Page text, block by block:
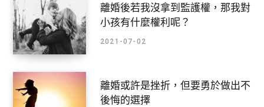
離婚後若我沒拿到監護權，那我對
小孩有什麼權利呢？
2021-07-02
離婚或許是挫折，但要勇於做出不
後悔的選擇